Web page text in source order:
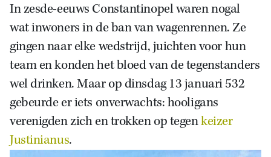
Zoek
In zesde-eeuws Constantinopel waren nogal
wat inwoners in de ban van wagenrennen. Ze
gingen naar elke wedstrijd, juichten voor hun
team en konden het bloed van de tegenstanders
wel drinken. Maar op dinsdag 13 januari 532
gebeurde er iets onverwachts: hooligans
verenigden zich en trokken op tegenkeizer
Justinianus.